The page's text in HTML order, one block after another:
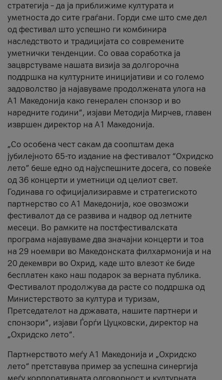
стратегија – да ја приближиме културата и
уметноста до сите граѓани. Горди сме што сме дел
од фестивал што успешно ги комбинира
наследството и традицијата со современите
уметнички тенденции. Со оваа соработка ја
зацврстуваме нашата визија за долгорочна
поддршка на културните иницијативи и со големо
задоволство ја најавуваме продолжената улога на
A1 Македонија како генерален спонзор и во
наредните години“, изјави Методија Мирчев, главен
извршен директор на A1 Македонија.
„Со особена чест сакам да соопштам дека
јубилејното 65-то издание на фестивалот “Охридско
лето” беше едно од најуспешните досега, со повеќе
од 36 концерти и уметници од целиот свет.
Годинава го официјализиравме и стратегиското
партнерство со А1 Македонија, кое овозможи
фестивалот да се развива и надвор од летните
месеци. Во рамките на постфестивалската
програма најавуваме два значајни концерти и тоа
на 29 ноември во Македонската филхармонија и на
20 декември во Охрид, каде што влезот ќе биде
бесплатен како наш подарок за верната публика.
Фестивалот продолжува да расте со поддршка од
Министерството за култура и туризам,
Претседателот на државата, нашите партнери и
спонзори“, изјави Ѓорѓи Цуцковски, директор на
„Охридско лето“.
Партнерството меѓу A1 Македонија и „Охридско
лето“ претставува пример за успешна синергија
меѓу корпоративната одговорност и културната